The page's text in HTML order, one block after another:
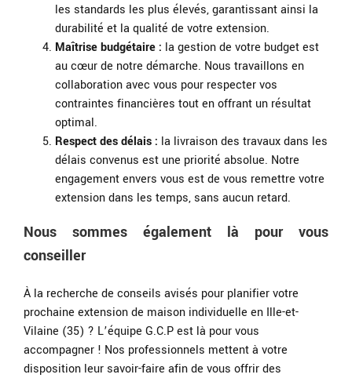
les standards les plus élevés, garantissant ainsi la
durabilité et la qualité de votre extension.
Maîtrise budgétaire : la gestion de votre budget est
au cœur de notre démarche. Nous travaillons en
collaboration avec vous pour respecter vos
contraintes financières tout en offrant un résultat
optimal.
Respect des délais : la livraison des travaux dans les
délais convenus est une priorité absolue. Notre
engagement envers vous est de vous remettre votre
extension dans les temps, sans aucun retard.
Nous sommes également là pour vous
conseiller
À la recherche de conseils avisés pour planifier votre
prochaine extension de maison individuelle en Ille-et-
Vilaine (35) ? L’équipe G.C.P est là pour vous
accompagner ! Nos professionnels mettent à votre
disposition leur savoir-faire afin de vous offrir des